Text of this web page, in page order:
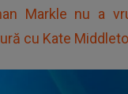
Markle nu a
cu Kate